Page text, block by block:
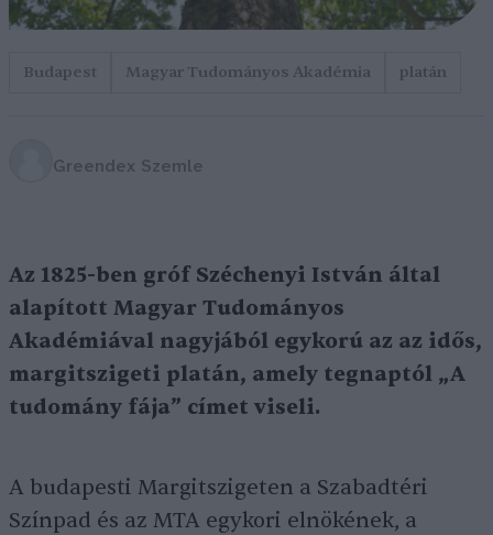
Budapest Magyar Tudományos Akadémia platán
Greendex Szemle
Az 1825-ben gróf Széchenyi István által
alapított Magyar Tudományos
Akadémiával nagyjából egykorú az az idős,
margitszigeti platán, amely tegnaptól „A
tudomány fája” címet viseli.
A budapesti Margitszigeten a Szabadtéri
Színpad és az MTA egykori elnökének, a